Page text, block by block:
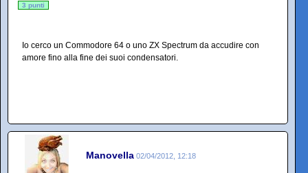
3 punti
Io cerco un Commodore 64 o uno ZX Spectrum da accudire con
amore fino alla fine dei suoi condensatori.
Manovella 02/04/2012, 12:18